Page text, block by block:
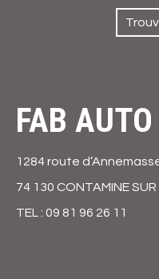
FAB
1284 route
74 130 CONTAMINE SUR
TEL : 09 81 96 26 11